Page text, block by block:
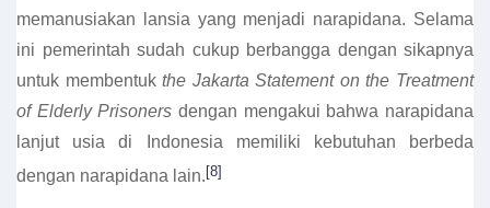
memanusiakan lansia yang menjadi narapidana. Selama
ini pemerintah sudah cukup berbangga dengan sikapnya
untuk membentukthe Jakarta Statement on the Treatment
of Elderly Prisoners dengan mengakui bahwa narapidana
lanjut usia di Indonesia memiliki kebutuhan berbeda
dengan narapidana lain.[8]